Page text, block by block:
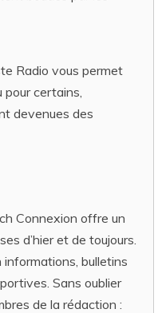
Radio vous permet
certains,
devenues des
Connexion offre un
d’hier et de toujours.
bulletins
Sans oublier
de la rédaction :